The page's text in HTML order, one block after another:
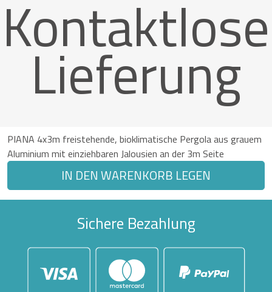
Kontaktlose
Lieferung
PIANA 4x3m freistehende, bioklimatische Pergola aus grauem
Aluminium mit einziehbaren Jalousien an der 3m Seite
IN DEN WARENKORB LEGEN
Sichere Bezahlung